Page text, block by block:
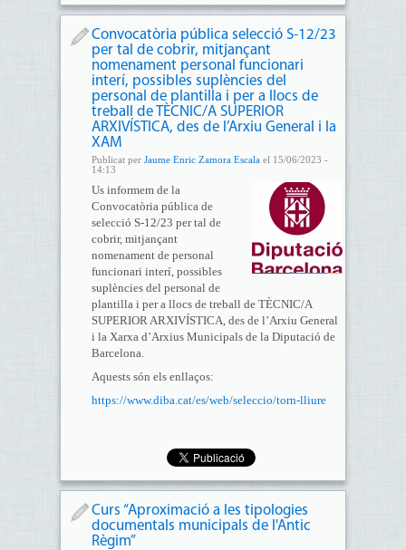
Convocatòria pública selecció S-12/23
per tal de cobrir, mitjançant
nomenament personal funcionari
interí, possibles suplències del
personal de plantilla i per a llocs de
treball de TÈCNIC/A SUPERIOR
ARXIVÍSTICA, des de l’Arxiu General i la
XAM
Publicat per Jaume Enric Zamora Escalael 15/06/2023 -
14:13
Us informem de la
Convocatòria pública de
selecció S-12/23 per tal de
cobrir, mitjançant
nomenament de personal
funcionari interí, possibles
suplències del personal de
plantilla i per a llocs de treball de TÈCNIC/A
SUPERIOR ARXIVÍSTICA, des de l’Arxiu General
i la Xarxa d’Arxius Municipals de la Diputació de
Barcelona.
Aquests són els enllaços:
https://www.diba.cat/es/web/seleccio/torn-lliure
Curs “Aproximació a les tipologies
documentals municipals de l'Antic
Règim”